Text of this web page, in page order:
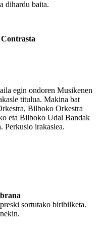
dihardu baita.
egin ondoren Musikenen
titulua. Makina bat
Bilboko Orkestra
eta Bilboko Udal Bandak
Perkusio irakaslea.
sortutako biribilketa.